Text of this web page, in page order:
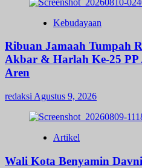
Kebudayaan
Ribuan Jamaah Tumpah
Akbar & Harlah Ke-25 PP
Aren
redaksi Agustus 9, 2026
Artikel
Wali Kota Benyamin